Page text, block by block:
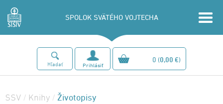
SPOLOK SVÄTÉHO VOJTECHA
Hľadať Prihlásiť
0 (0,00 €)
SSV / Knihy / Životopisy